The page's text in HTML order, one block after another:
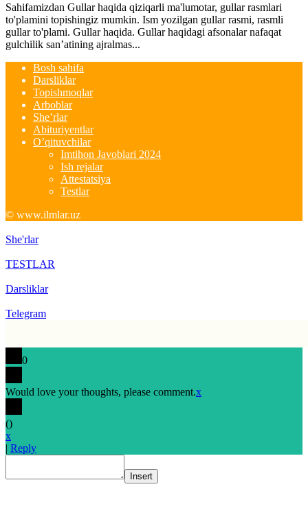
Sahifamizdan Gullar haqida qiziqarli ma'lumotar, gullar rasmlari
to'plamini topishingiz mumkin. Ism yozilgan gullar rasmi, rasmli
gullar to'plami. Gullar haqida. Gullar haqidagi afsonalar nafaqat
gulchilik san’atining ajralmas...
Bosh sahifa
Darsliklar
Topishmoqlar
Arboblar
She’rlar
Abituriyentlar
O’qituvchilar
Imtihon Javoblari 2024
Ish rejalar
Attestatsiya
Testlar
© www.ilmlar.uz
She'rlar
TESTLAR
Darsliklar
Telegram
0
Would love your thoughts, please comment.x
()
x
| Reply
Insert